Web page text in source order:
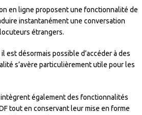
en ligne proposent une fonctionnalité de
instantanément une conversation
étrangers.
est désormais possible d’accéder à des
s’avère particulièrement utile pour les
également des fonctionnalités
tout en conservant leur mise en forme